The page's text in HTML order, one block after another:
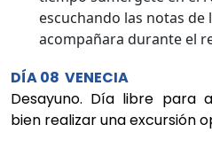
escuchando las notas
acompañara durante el
DÍA 08 VENECIA
Desayuno. Día libre para
bien realizar una excursión